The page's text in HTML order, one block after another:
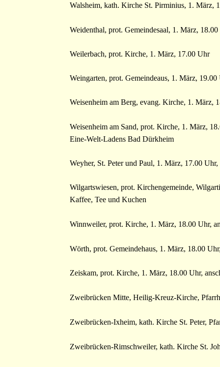
Walsheim, kath. Kirche St. Pirminius, 1. März,
Weidenthal, prot. Gemeindesaal, 1. März,
Weilerbach, prot. Kirche, 1. März, 17.00 Uhr
Weingarten, prot. Gemeindeaus, 1. März,
Weisenheim am Berg, evang. Kirche, 1. März,
Weisenheim am Sand, prot. Kirche, 1. März,
Eine-Welt-Ladens Bad Dürkheim
Weyher, St. Peter und Paul, 1. März, 17.00
Wilgartswiesen, prot. Kirchengemeinde,
Kaffee, Tee und Kuchen
Winnweiler, prot. Kirche, 1. März, 18.00 Uhr,
Wörth, prot. Gemeindehaus, 1. März, 18.00
Zeiskam, prot. Kirche, 1. März, 18.00 Uhr,
Zweibrücken Mitte, Heilig-Kreuz-Kirche,
Zweibrücken-Ixheim, kath. Kirche St. Peter,
Zweibrücken-Rimschweiler, kath. Kirche St.